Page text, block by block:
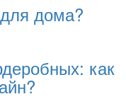
дома?
как